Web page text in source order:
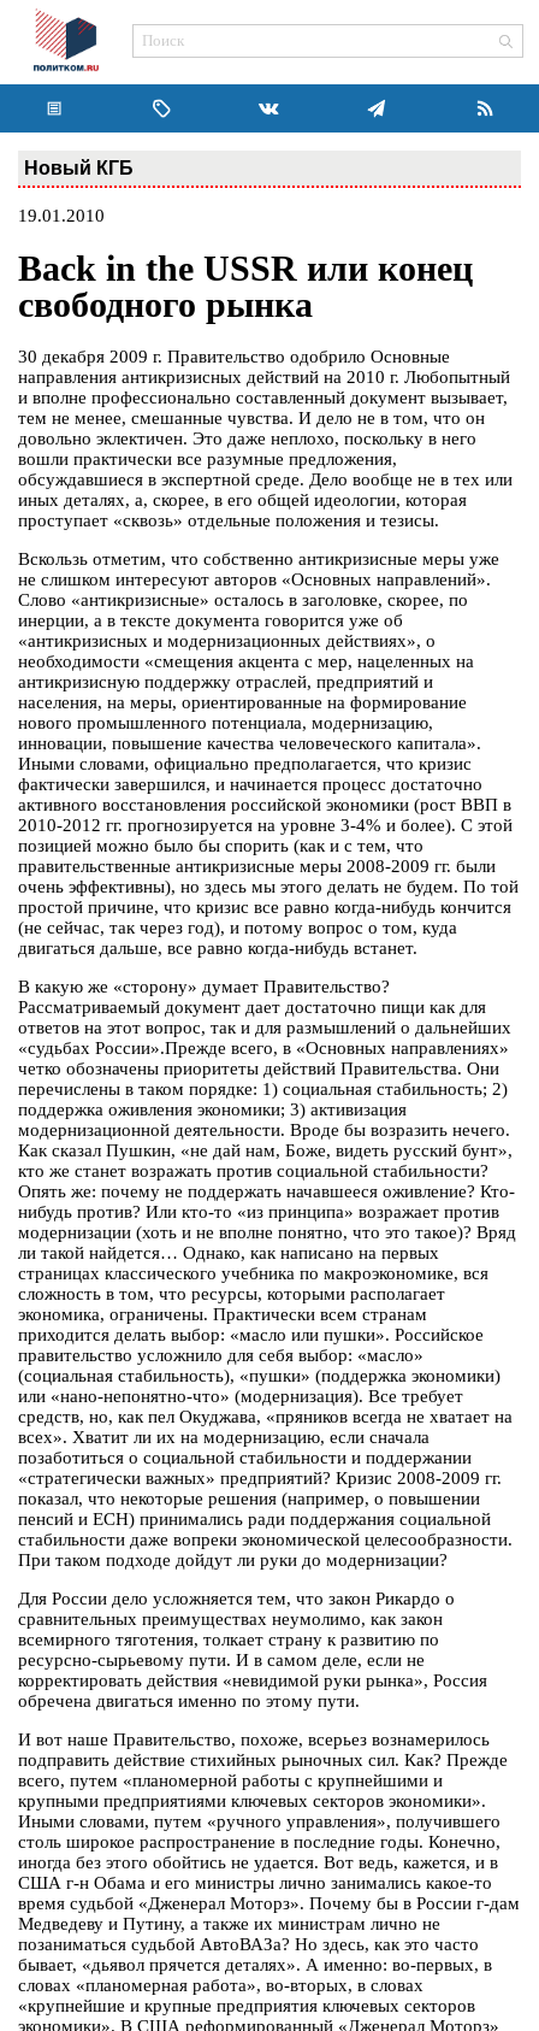
Новый КГБ
19.01.2010
Back in the USSR или конец
свободного рынка
30 декабря 2009 г. Правительство одобрило Основные
направления антикризисных действий на 2010 г. Любопытный
и вполне профессионально составленный документ вызывает,
тем не менее, смешанные чувства. И дело не в том, что он
довольно эклектичен. Это даже неплохо, поскольку в него
вошли практически все разумные предложения,
обсуждавшиеся в экспертной среде. Дело вообще не в тех или
иных деталях, а, скорее, в его общей идеологии, которая
проступает «сквозь» отдельные положения и тезисы.
Вскользь отметим, что собственно антикризисные меры уже
не слишком интересуют авторов «Основных направлений».
Слово «антикризисные» осталось в заголовке, скорее, по
инерции, а в тексте документа говорится уже об
«антикризисных и модернизационных действиях», о
необходимости «смещения акцента с мер, нацеленных на
антикризисную поддержку отраслей, предприятий и
населения, на меры, ориентированные на формирование
нового промышленного потенциала, модернизацию,
инновации, повышение качества человеческого капитала».
Иными словами, официально предполагается, что кризис
фактически завершился, и начинается процесс достаточно
активного восстановления российской экономики (рост ВВП в
2010-2012 гг. прогнозируется на уровне 3-4% и более). С этой
позицией можно было бы спорить (как и с тем, что
правительственные антикризисные меры 2008-2009 гг. были
очень эффективны), но здесь мы этого делать не будем. По той
простой причине, что кризис все равно когда-нибудь кончится
(не сейчас, так через год), и потому вопрос о том, куда
двигаться дальше, все равно когда-нибудь встанет.
В какую же «сторону» думает Правительство?
Рассматриваемый документ дает достаточно пищи как для
ответов на этот вопрос, так и для размышлений о дальнейших
«судьбах России».Прежде всего, в «Основных направлениях»
четко обозначены приоритеты действий Правительства. Они
перечислены в таком порядке: 1) социальная стабильность; 2)
поддержка оживления экономики; 3) активизация
модернизационной деятельности. Вроде бы возразить нечего.
Как сказал Пушкин, «не дай нам, Боже, видеть русский бунт»,
кто же станет возражать против социальной стабильности?
Опять же: почему не поддержать начавшееся оживление? Кто-
нибудь против? Или кто-то «из принципа» возражает против
модернизации (хоть и не вполне понятно, что это такое)? Вряд
ли такой найдется… Однако, как написано на первых
страницах классического учебника по макроэкономике, вся
сложность в том, что ресурсы, которыми располагает
экономика, ограничены. Практически всем странам
приходится делать выбор: «масло или пушки». Российское
правительство усложнило для себя выбор: «масло»
(социальная стабильность), «пушки» (поддержка экономики)
или «нано-непонятно-что» (модернизация). Все требует
средств, но, как пел Окуджава, «пряников всегда не хватает на
всех». Хватит ли их на модернизацию, если сначала
позаботиться о социальной стабильности и поддержании
«стратегически важных» предприятий? Кризис 2008-2009 гг.
показал, что некоторые решения (например, о повышении
пенсий и ЕСН) принимались ради поддержания социальной
стабильности даже вопреки экономической целесообразности.
При таком подходе дойдут ли руки до модернизации?
Для России дело усложняется тем, что закон Рикардо о
сравнительных преимуществах неумолимо, как закон
всемирного тяготения, толкает страну к развитию по
ресурсно-сырьевому пути. И в самом деле, если не
корректировать действия «невидимой руки рынка», Россия
обречена двигаться именно по этому пути.
И вот наше Правительство, похоже, всерьез вознамерилось
подправить действие стихийных рыночных сил. Как? Прежде
всего, путем «планомерной работы с крупнейшими и
крупными предприятиями ключевых секторов экономики».
Иными словами, путем «ручного управления», получившего
столь широкое распространение в последние годы. Конечно,
иногда без этого обойтись не удается. Вот ведь, кажется, и в
США г-н Обама и его министры лично занимались какое-то
время судьбой «Дженерал Моторз». Почему бы в России г-дам
Медведеву и Путину, а также их министрам лично не
позаниматься судьбой АвтоВАЗа? Но здесь, как это часто
бывает, «дьявол прячется деталях». А именно: во-первых, в
словах «планомерная работа», во-вторых, в словах
«крупнейшие и крупные предприятия ключевых секторов
экономики». В США реформированный «Дженерал Моторз»